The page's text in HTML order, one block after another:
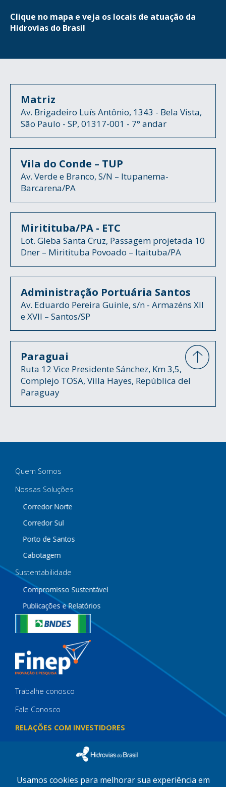
Clique no mapa e veja os locais de atuação da
Hidrovias do Brasil
Matriz
Av. Brigadeiro Luís Antônio, 1343 - Bela Vista,
São Paulo - SP, 01317-001 - 7° andar
Vila do Conde – TUP
Av. Verde e Branco, S/N – Itupanema-
Barcarena/PA
Miritituba/PA - ETC
Lot. Gleba Santa Cruz, Passagem projetada 10
Dner – Miritituba Povoado – Itaituba/PA
Administração Portuária Santos
Av. Eduardo Pereira Guinle, s/n - Armazéns XII
e XVII – Santos/SP
Paraguai
Ruta 12 Vice Presidente Sánchez, Km 3,5,
Complejo TOSA, Villa Hayes, República del
Paraguay
Quem Somos
Nossas Soluções
Corredor Norte
Corredor Sul
Porto de Santos
Cabotagem
Sustentabilidade
Compromisso Sustentável
Publicações e Relatórios
Trabalhe conosco
Fale Conosco
RELAÇÕES COM INVESTIDORES
IMPRENSA